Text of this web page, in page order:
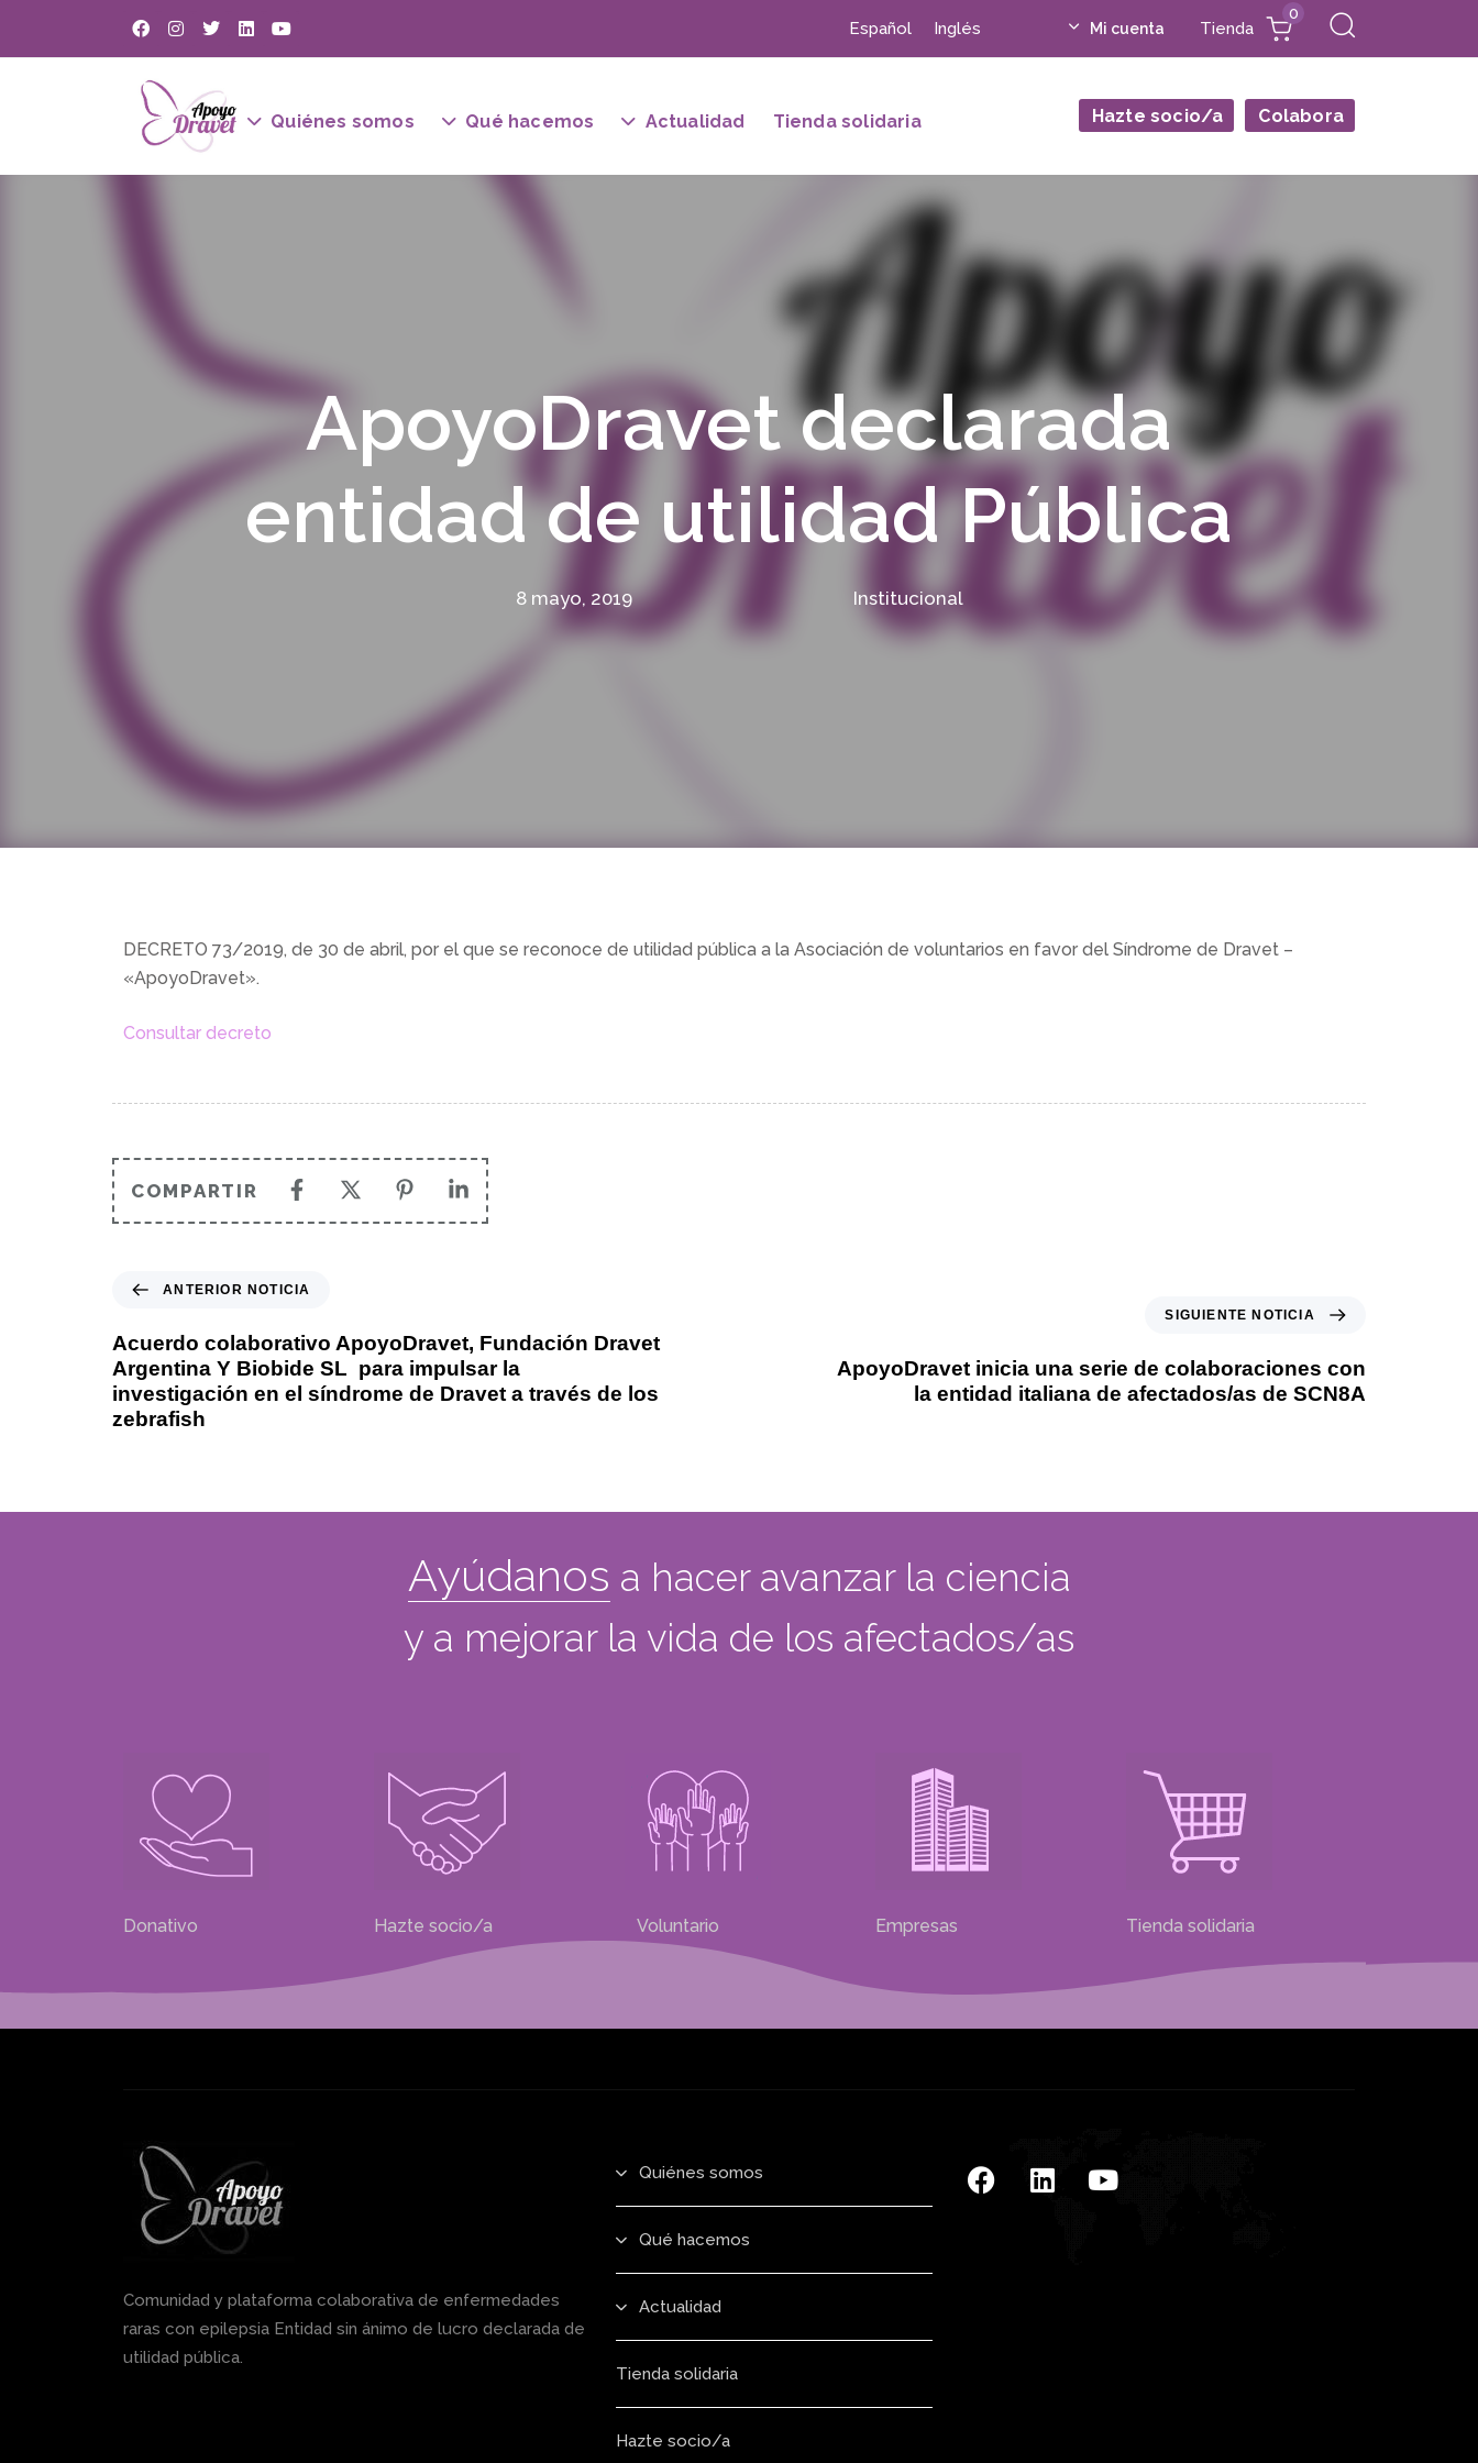
Español Inglés Mi cuenta Tienda
0
Quiénes somos Qué hacemos Actualidad Tienda solidaria Hazte socio/a Colabora
ApoyoDravet declarada
entidad de utilidad Pública
8 mayo, 2019 Institucional
DECRETO 73/2019, de 30 de abril, por el que se reconoce de utilidad pública a la Asociación de voluntarios en favor del Síndrome de Dravet –
«ApoyoDravet».
Consultar decreto
COMPARTIR
ANTERIOR NOTICIA
Acuerdo colaborativo ApoyoDravet, Fundación Dravet
Argentina Y Biobide SL para impulsar la
investigación en el síndrome de Dravet a través de los
zebrafish
SIGUIENTE NOTICIA
ApoyoDravet inicia una serie de colaboraciones con
la entidad italiana de afectados/as de SCN8A
Ayúdanos a hacer avanzar la ciencia
y a mejorar la vida de los afectados/as
Donativo Hazte socio/a Voluntario Empresas Tienda solidaria
Comunidad y plataforma colaborativa de enfermedades
raras con epilepsia Entidad sin ánimo de lucro declarada de
utilidad pública.
Quiénes somos
Qué hacemos
Actualidad
Tienda solidaria
Hazte socio/a